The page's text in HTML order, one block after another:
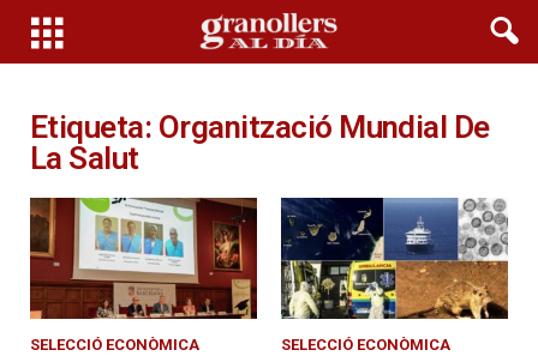
Etiqueta: Organització Mundial De
La Salut
SELECCIÓ ECONÒMICA SELECCIÓ ECONÒMICA